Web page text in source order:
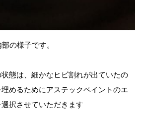
の様子です。
態は、細かなヒビ割れが出ていたの
めるためにアステックペイントのエ
択させていただきます